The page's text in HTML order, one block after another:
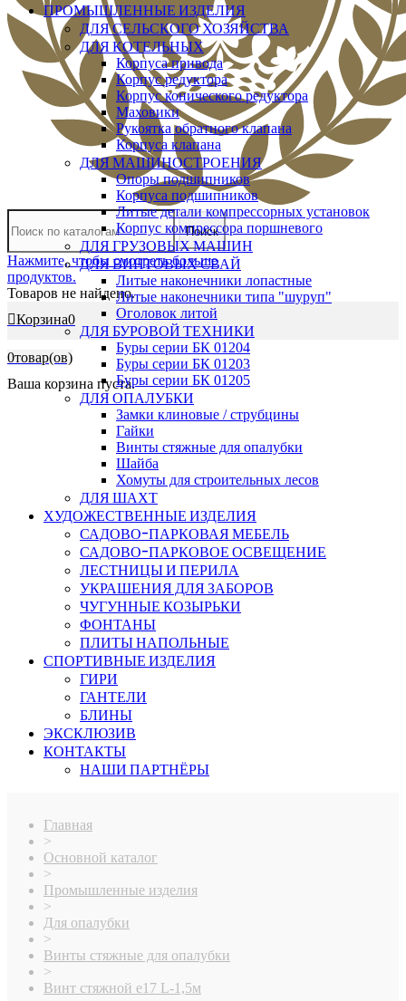
Поиск
Нажмите, чтобы смотреть больше
продуктов.
Товаров не найдено.
Корзина0
0товар(ов)
Ваша корзина пуста.
ПРОМЫШЛЕННЫЕ ИЗДЕЛИЯ
ДЛЯ СЕЛЬСКОГО ХОЗЯЙСТВА
ДЛЯ КОТЕЛЬНЫХ
Корпуса привода
Корпус редуктора
Корпус конического редуктора
Маховики
Рукоятка обратного клапана
Корпуса клапана
ДЛЯ МАШИНОСТРОЕНИЯ
Опоры подшипников
Корпуса подшипников
Литые детали компрессорных установок
Корпус компрессора поршневого
ДЛЯ ГРУЗОВЫХ МАШИН
ДЛЯ ВИНТОВЫХ СВАЙ
Литые наконечники лопастные
Литые наконечники типа "шуруп"
Оголовок литой
ДЛЯ БУРОВОЙ ТЕХНИКИ
Буры серии БК 01204
Буры серии БК 01203
Буры серии БК 01205
ДЛЯ ОПАЛУБКИ
Замки клиновые / струбцины
Гайки
Винты стяжные для опалубки
Шайба
Хомуты для строительных лесов
ДЛЯ ШАХТ
ХУДОЖЕСТВЕННЫЕ ИЗДЕЛИЯ
САДОВО-ПАРКОВАЯ МЕБЕЛЬ
САДОВО-ПАРКОВОЕ ОСВЕЩЕНИЕ
ЛЕСТНИЦЫ И ПЕРИЛА
УКРАШЕНИЯ ДЛЯ ЗАБОРОВ
ЧУГУННЫЕ КОЗЫРЬКИ
ФОНТАНЫ
ПЛИТЫ НАПОЛЬНЫЕ
СПОРТИВНЫЕ ИЗДЕЛИЯ
ГИРИ
ГАНТЕЛИ
БЛИНЫ
ЭКСКЛЮЗИВ
КОНТАКТЫ
НАШИ ПАРТНЁРЫ
Главная
>
Основной каталог
>
Промышленные изделия
>
Для опалубки
>
Винты стяжные для опалубки
>
Винт стяжной e17 L-1,5м